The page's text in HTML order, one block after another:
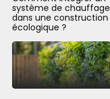
système de chauffage
dans une construction
écologique ?